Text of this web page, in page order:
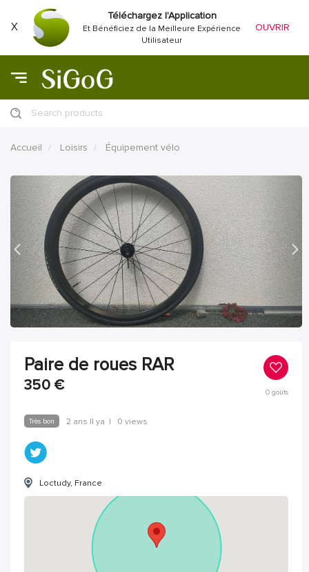
X
Téléchargez l'Application
Et Bénéficiez de la Meilleure Expérience
Utilisateur
OUVRIR
Search products
Accueil Loisirs Équipement vélo
précédent
Paire de roues RAR
350 € 0goûts
Très bon 2 ans Il ya | 0 views
Loctudy, France